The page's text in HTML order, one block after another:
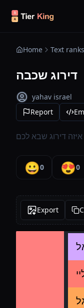
Skip to content
Home Text ranks
דירוג שכבה
yahav israel
Report
דירוג שבא לכם
😀0 😍0
Export